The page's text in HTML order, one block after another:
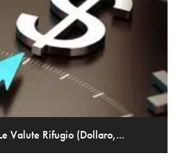
Valute Rifugio (Dollaro,...